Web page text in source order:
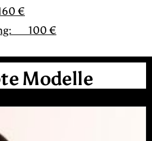
€
100 €
Modelle